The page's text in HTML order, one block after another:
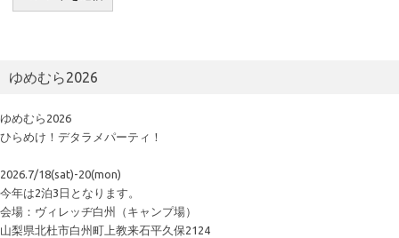
ゆめむら2026
ゆめむら2026
ひらめけ！デタラメパーティ！
2026.7/18(sat)-20(mon)
今年は2泊3日となります。
会場：ヴィレッヂ白州（キャンプ場）
山梨県北杜市白州町上教来石平久保2124